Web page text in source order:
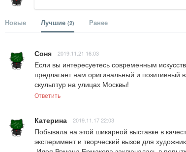
Новые Лучшие (2) Ранее
Соня 2019.11.21 16:03
Если вы интересуетесь современным
предлагает нам оригинальный и позитивный
скульптур на улицах Москвы!
Ответить
Катерина 2019.11.17 22:03
Побывала на этой шикарной выставке в
эксперимент и творческий вызов для